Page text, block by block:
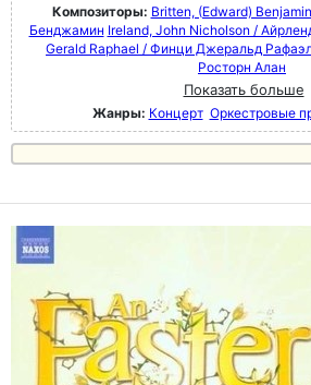
Композиторы: Britten, (Edward)
Бенджамин Ireland, John Nicholson /
Gerald Raphael / Финци Джеральд
Росторн Алан
Показать больше
Жанры: Концерт Оркестровые